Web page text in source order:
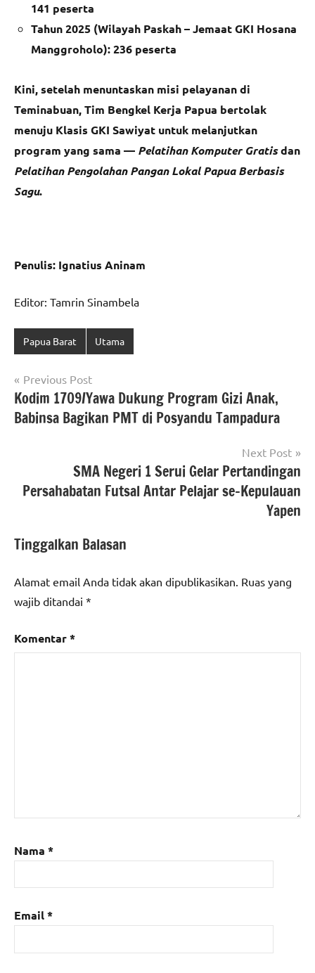
141 peserta
Tahun 2025 (Wilayah Paskah – Jemaat GKI Hosana
Manggroholo): 236 peserta
Kini, setelah menuntaskan misi pelayanan di
Teminabuan, Tim Bengkel Kerja Papua bertolak
menuju Klasis GKI Sawiyat untuk melanjutkan
program yang sama — Pelatihan Komputer Gratisdan
Pelatihan Pengolahan Pangan Lokal Papua Berbasis
Sagu.
Penulis: Ignatius Aninam
Editor: Tamrin Sinambela
Papua Barat Utama
Navigasi
pos
Previous Post
Kodim 1709/Yawa Dukung Program Gizi Anak,
Babinsa Bagikan PMT di Posyandu Tampadura
Next Post
SMA Negeri 1 Serui Gelar Pertandingan
Persahabatan Futsal Antar Pelajar se-Kepulauan
Yapen
Tinggalkan Balasan
Alamat email Anda tidak akan dipublikasikan. Ruas yang
wajib ditandai *
Komentar*
Nama *
Email*